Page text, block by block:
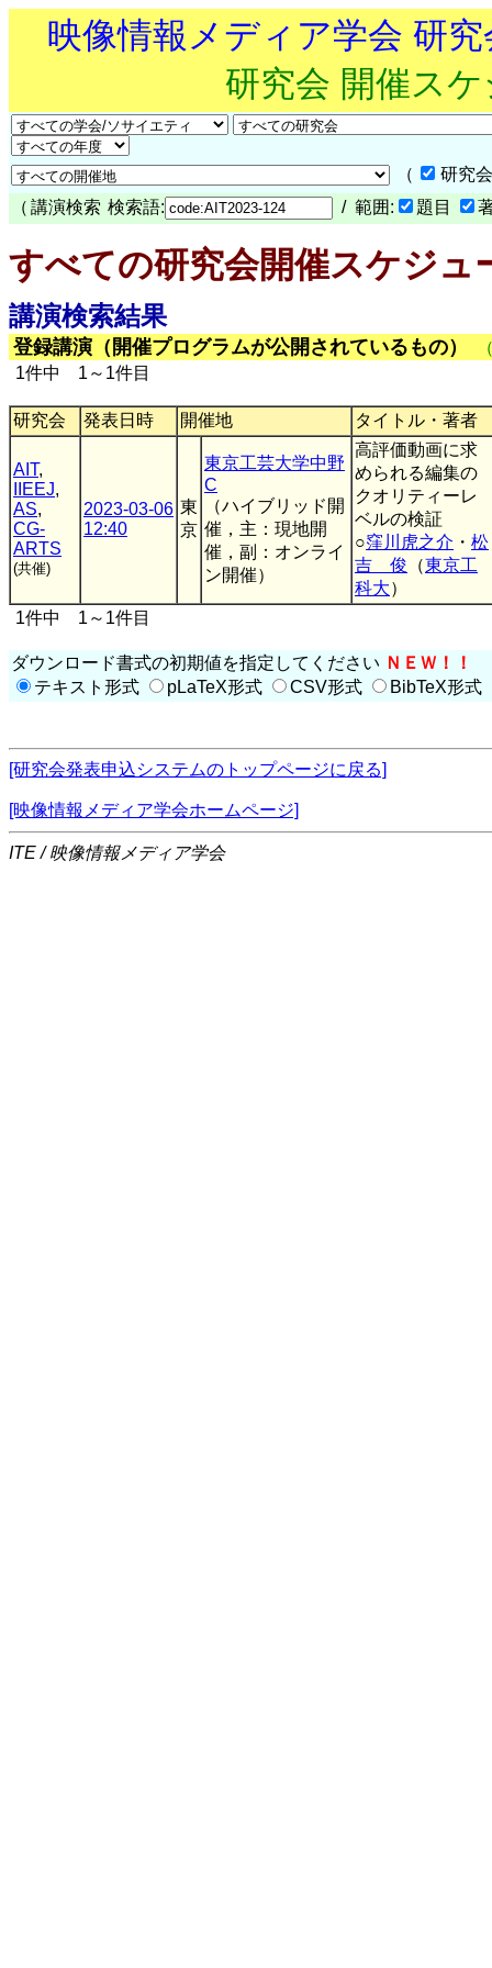
映像情報メディア学会 研
研究会 開催ス
（
研究
（ 講演検索 検索語: / 範囲: 題目
すべての研究会開催スケジュ
講演検索結果
登録講演（開催プログラムが公開されているもの）
1件中 1～1件目
研究会 発表日時 開催地 タイトル・著者
AIT,
IIEEJ,
AS,
CG-
ARTS
(共催)
2023-03-06
12:40
東
京
東京工芸大学中野
C
（ハイブリッド開
催，主：現地開
催，副：オンライ
ン開催）
高評価動画に求
められる編集の
クオリティーレ
ベルの検証
○窪川虎之介 ・ 松
吉 俊 （東京工
科大）
1件中 1～1件目
ダウンロード書式の初期値を指定してください ＮＥＷ！！
テキスト形式
pLaTeX形式 CSV形式 BibTeX形式
[研究会発表申込システムのトップページに戻る]
[映像情報メディア学会ホームページ]
ITE / 映像情報メディア学会